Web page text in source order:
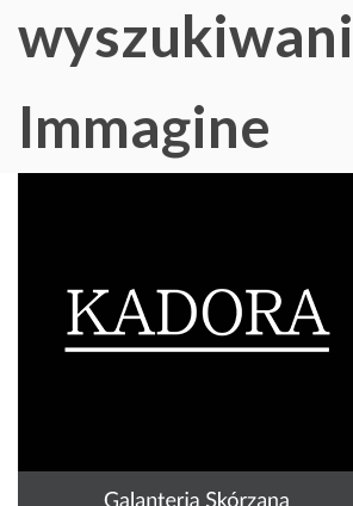
Immagine